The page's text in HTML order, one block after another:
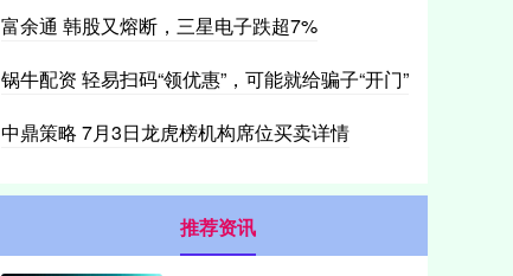
富余通 韩股又熔断，三星电子跌超7%
锅牛配资 轻易扫码“领优惠”，可能就给骗子“开门”
中鼎策略 7月3日龙虎榜机构席位买卖详情
推荐资讯